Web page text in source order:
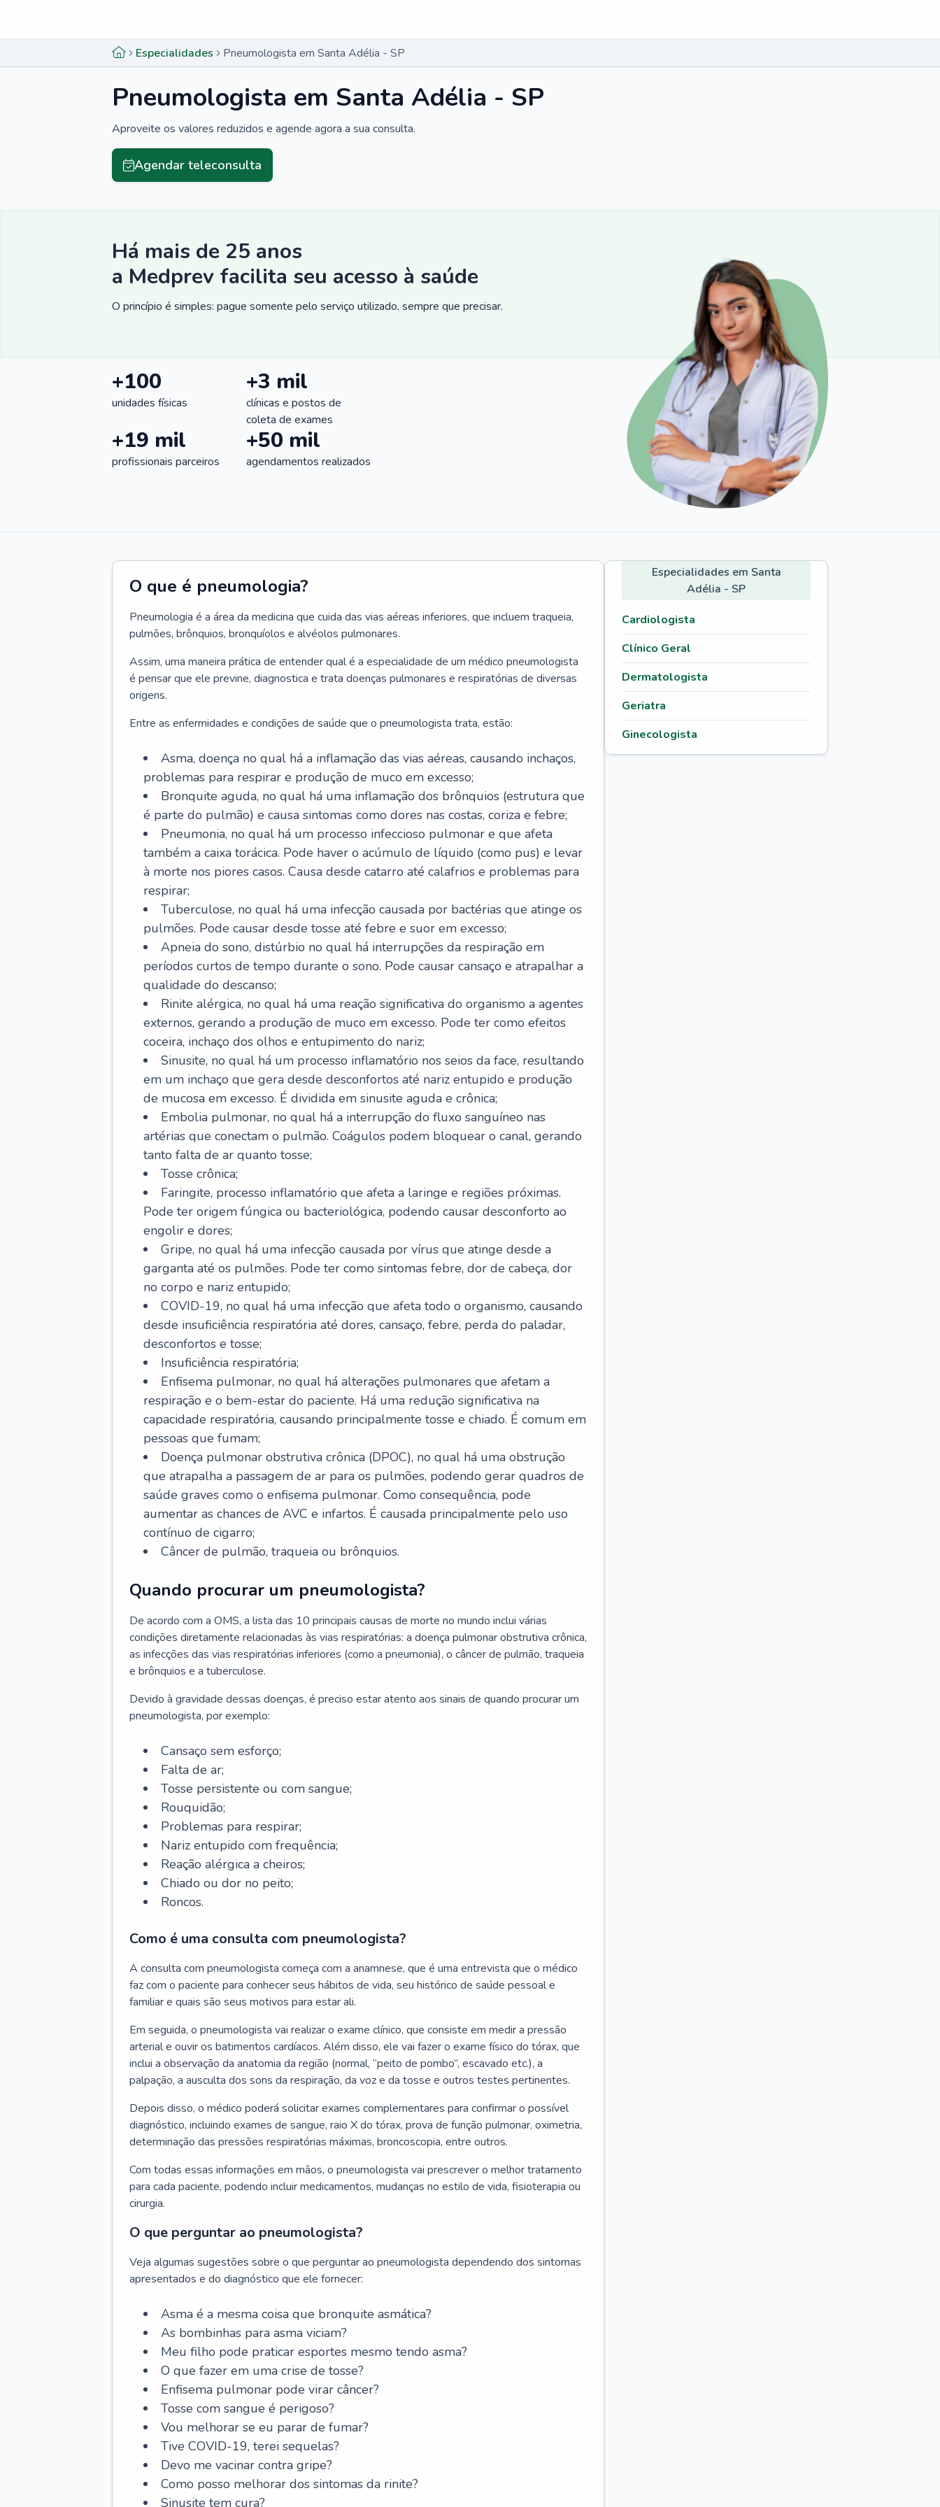
Especialidades Pneumologista em Santa Adélia - SP
Pneumologista em Santa Adélia - SP
Aproveite os valores reduzidos e agende agora a sua consulta.
Agendar teleconsulta
Há mais de 25 anos
a Medprev facilita seu acesso à saúde
O princípio é simples: pague somente pelo serviço utilizado, sempre que precisar.
+100
unidades físicas
+3 mil
clínicas e postos de
coleta de exames
+19 mil
profissionais parceiros
+50 mil
agendamentos realizados
O que é pneumologia?
Pneumologia é a área da medicina que cuida das vias aéreas inferiores, que incluem traqueia,
pulmões, brônquios, bronquíolos e alvéolos pulmonares.
Assim, uma maneira prática de entender qual é a especialidade de um médico pneumologista
é pensar que ele previne, diagnostica e trata doenças pulmonares e respiratórias de diversas
origens.
Entre as enfermidades e condições de saúde que o pneumologista trata, estão:
Asma, doença no qual há a inflamação das vias aéreas, causando inchaços,
problemas para respirar e produção de muco em excesso;
Bronquite aguda, no qual há uma inflamação dos brônquios (estrutura que
é parte do pulmão) e causa sintomas como dores nas costas, coriza e febre;
Pneumonia, no qual há um processo infeccioso pulmonar e que afeta
também a caixa torácica. Pode haver o acúmulo de líquido (como pus) e levar
à morte nos piores casos. Causa desde catarro até calafrios e problemas para
respirar;
Tuberculose, no qual há uma infecção causada por bactérias que atinge os
pulmões. Pode causar desde tosse até febre e suor em excesso;
Apneia do sono, distúrbio no qual há interrupções da respiração em
períodos curtos de tempo durante o sono. Pode causar cansaço e atrapalhar a
qualidade do descanso;
Rinite alérgica, no qual há uma reação significativa do organismo a agentes
externos, gerando a produção de muco em excesso. Pode ter como efeitos
coceira, inchaço dos olhos e entupimento do nariz;
Sinusite, no qual há um processo inflamatório nos seios da face, resultando
em um inchaço que gera desde desconfortos até nariz entupido e produção
de mucosa em excesso. É dividida em sinusite aguda e crônica;
Embolia pulmonar, no qual há a interrupção do fluxo sanguíneo nas
artérias que conectam o pulmão. Coágulos podem bloquear o canal, gerando
tanto falta de ar quanto tosse;
Tosse crônica;
Faringite, processo inflamatório que afeta a laringe e regiões próximas.
Pode ter origem fúngica ou bacteriológica, podendo causar desconforto ao
engolir e dores;
Gripe, no qual há uma infecção causada por vírus que atinge desde a
garganta até os pulmões. Pode ter como sintomas febre, dor de cabeça, dor
no corpo e nariz entupido;
COVID-19, no qual há uma infecção que afeta todo o organismo, causando
desde insuficiência respiratória até dores, cansaço, febre, perda do paladar,
desconfortos e tosse;
Insuficiência respiratória;
Enfisema pulmonar, no qual há alterações pulmonares que afetam a
respiração e o bem-estar do paciente. Há uma redução significativa na
capacidade respiratória, causando principalmente tosse e chiado. É comum em
pessoas que fumam;
Doença pulmonar obstrutiva crônica (DPOC), no qual há uma obstrução
que atrapalha a passagem de ar para os pulmões, podendo gerar quadros de
saúde graves como o enfisema pulmonar. Como consequência, pode
aumentar as chances de AVC e infartos. É causada principalmente pelo uso
contínuo de cigarro;
Câncer de pulmão, traqueia ou brônquios.
Quando procurar um pneumologista?
De acordo com a OMS, a lista das 10 principais causas de morte no mundo inclui várias
condições diretamente relacionadas às vias respiratórias: a doença pulmonar obstrutiva crônica,
as infecções das vias respiratórias inferiores (como a pneumonia), o câncer de pulmão, traqueia
e brônquios e a tuberculose.
Devido à gravidade dessas doenças, é preciso estar atento aos sinais de quando procurar um
pneumologista, por exemplo:
Cansaço sem esforço;
Falta de ar;
Tosse persistente ou com sangue;
Rouquidão;
Problemas para respirar;
Nariz entupido com frequência;
Reação alérgica a cheiros;
Chiado ou dor no peito;
Roncos.
Como é uma consulta com pneumologista?
A consulta com pneumologista começa com a anamnese, que é uma entrevista que o médico
faz com o paciente para conhecer seus hábitos de vida, seu histórico de saúde pessoal e
familiar e quais são seus motivos para estar ali.
Em seguida, o pneumologista vai realizar o exame clínico, que consiste em medir a pressão
arterial e ouvir os batimentos cardíacos. Além disso, ele vai fazer o exame físico do tórax, que
inclui a observação da anatomia da região (normal, “peito de pombo”, escavado etc.), a
palpação, a ausculta dos sons da respiração, da voz e da tosse e outros testes pertinentes.
Depois disso, o médico poderá solicitar exames complementares para confirmar o possível
diagnóstico, incluindo exames de sangue, raio X do tórax, prova de função pulmonar, oximetria,
determinação das pressões respiratórias máximas, broncoscopia, entre outros.
Com todas essas informações em mãos, o pneumologista vai prescrever o melhor tratamento
para cada paciente, podendo incluir medicamentos, mudanças no estilo de vida, fisioterapia ou
cirurgia.
O que perguntar ao pneumologista?
Veja algumas sugestões sobre o que perguntar ao pneumologista dependendo dos sintomas
apresentados e do diagnóstico que ele fornecer:
Asma é a mesma coisa que bronquite asmática?
As bombinhas para asma viciam?
Meu filho pode praticar esportes mesmo tendo asma?
O que fazer em uma crise de tosse?
Enfisema pulmonar pode virar câncer?
Tosse com sangue é perigoso?
Vou melhorar se eu parar de fumar?
Tive COVID-19, terei sequelas?
Devo me vacinar contra gripe?
Como posso melhorar dos sintomas da rinite?
Sinusite tem cura?
Especialidades em Santa
Adélia - SP
Cardiologista
Clínico Geral
Dermatologista
Geriatra
Ginecologista